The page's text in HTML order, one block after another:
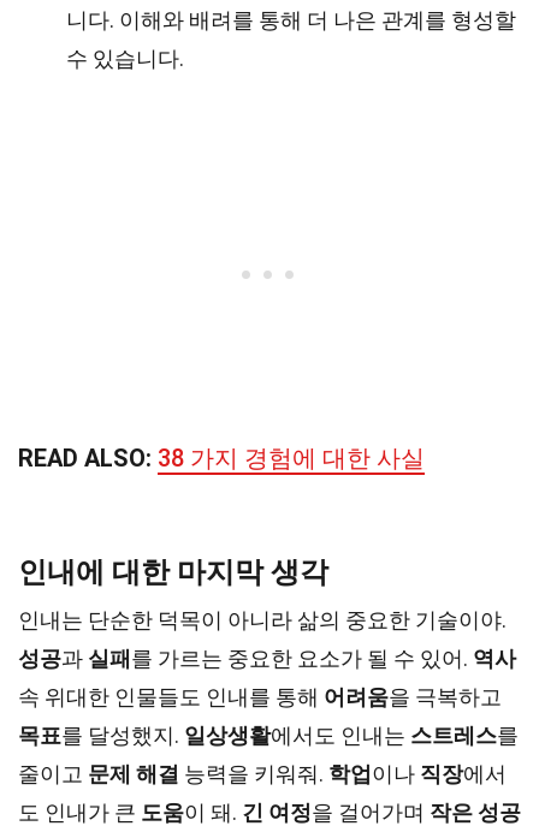
니다. 이해와 배려를 통해 더 나은 관계를 형성할
수 있습니다.
READ ALSO: 38 가지 경험에 대한 사실
인내에 대한 마지막 생각
인내는 단순한 덕목이 아니라 삶의 중요한 기술이야.
성공과 실패 를 가르는 중요한 요소가 될 수 있어. 역사
속 위대한 인물들도 인내를 통해 어려움을 극복하고
목표를 달성했지. 일상생활에서도 인내는 스트레스를
줄이고 문제 해결 능력을 키워줘. 학업 이나 직장에서
도 인내가 큰 도움이 돼. 긴 여정을 걸어가며 작은 성공